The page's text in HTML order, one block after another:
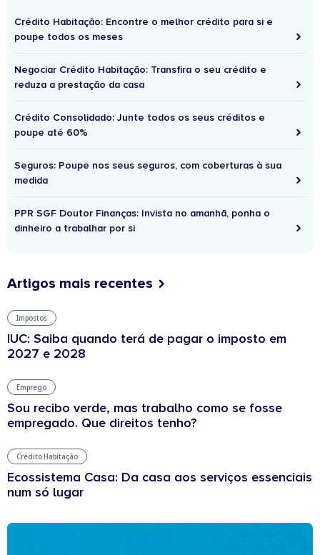
Crédito Habitação: Encontre o melhor crédito para si e
poupe todos os meses
Negociar Crédito Habitação: Transfira o seu crédito e
reduza a prestação da casa
Crédito Consolidado: Junte todos os seus créditos e
poupe até 60%
Seguros: Poupe nos seus seguros, com coberturas à sua
medida
PPR SGF Doutor Finanças: Invista no amanhã, ponha o
dinheiro a trabalhar por si
Artigos mais recentes
Impostos
IUC: Saiba quando terá de pagar o imposto em
2027 e 2028
Emprego
Sou recibo verde, mas trabalho como se fosse
empregado. Que direitos tenho?
Crédito Habitação
Ecossistema Casa: Da casa aos serviços essenciais
num só lugar